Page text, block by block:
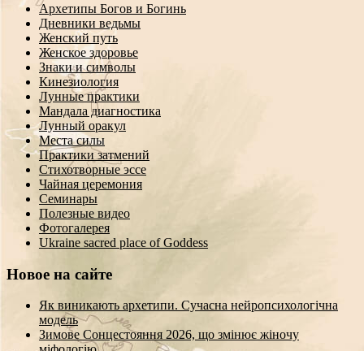
Архетипы Богов и Богинь
Дневники ведьмы
Женский путь
Женское здоровье
Знаки и символы
Кинезиология
Лунные практики
Мандала диагностика
Лунный оракул
Места силы
Практики затмений
Стихотворные эссе
Чайная церемония
Семинары
Полезные видео
Фотогалерея
Ukraine sacred place of Goddess
Новое на сайте
Як виникають архетипи. Сучасна нейропсихологічна
модель
Зимове Сонцестояння 2026, що змінює жіночу